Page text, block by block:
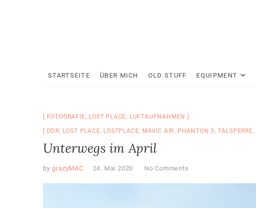
STARTSEITE ÜBER MICH OLD STUFF EQUIPMENT
FOTOGRAFIE, LOST PLACE, LUFTAUFNAHMEN
DDR, LOST PLACE, LOSTPLACE, MAVIC AIR, PHANTON 3, TALSPERRE,
Unterwegs im April
by grazyMAC 24. Mai 2020 No Comments